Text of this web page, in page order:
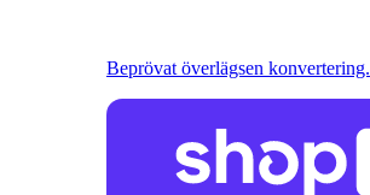
Beprövat överlägsen konvertering.